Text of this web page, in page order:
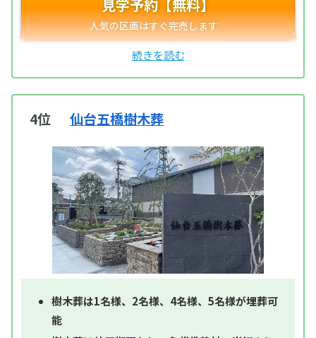
見学予約【無料】
4位 仙台五橋樹木葬
樹木葬は1名様、2名様、4名様、5名様が埋葬可
能